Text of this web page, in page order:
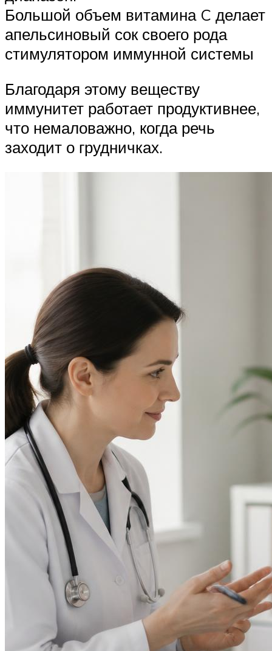
Большой объем витамина C делает
апельсиновый сок своего рода
стимулятором иммунной системы
Благодаря этому веществу
иммунитет работает продуктивнее,
что немаловажно, когда речь
заходит о грудничках.